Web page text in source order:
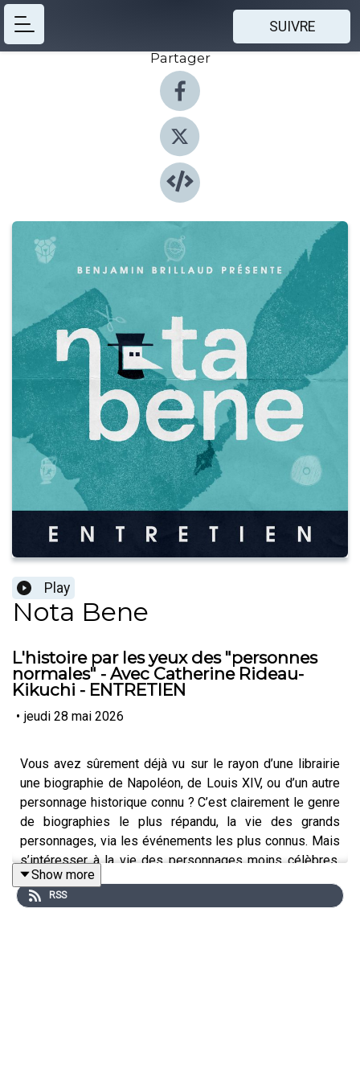
SUIVRE
Partager
Play
Nota Bene
L'histoire par les yeux des "personnes
normales" - Avec Catherine Rideau-
Kikuchi - ENTRETIEN
• jeudi 28 mai 2026
Vous avez sûrement déjà vu sur le rayon d’une librairie
une biographie de Napoléon, de Louis XIV, ou d’un autre
personnage historique connu ? C’est clairement le genre
de biographies le plus répandu, la vie des grands
personnages, via les événements les plus connus. Mais
s’intéresser à la vie des personnages moins célèbres,
mais qui ont tout de même marqué l’histoire à leur
manière, c’est tout aussi intéressant ! Et pour en parler,
Show more
RSS